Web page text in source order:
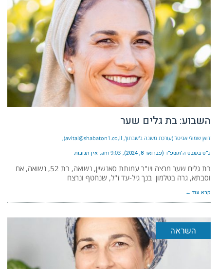
השבוע: בת גלים שער
דואן שמולי אביטל (עורכת משנה ב'שבתון', avital@shabaton1.co,il)
כ״ט בשבט ה׳תשפ״ד (פברואר 8, 2024) 9:03 am אין תגובות
בת גלים שער מרצה ויו"ר עמותת סאנשיין, נשואה, בת 52, נשואה, אם
וסבתא, גרה בטלמון בנך גיל-עד ז"ל, שנחטף ונרצח
קרא עוד ←
השראה